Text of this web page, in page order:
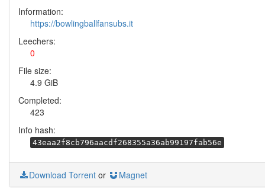
Information:
https://bowlingballfansubs.it
Leechers:
0
File size:
4.9 GiB
Completed:
423
Info hash:
43eaa2f8cb796aacdf268355a36ab99197fab56e
Download Torrent or Magnet